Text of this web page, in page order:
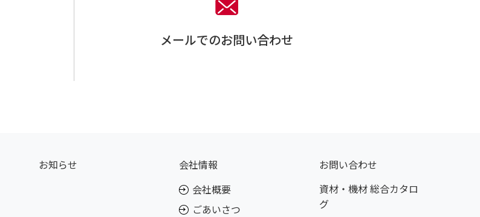
メールでのお問い合わせ
お知らせ
会社情報
会社概要
ごあいさつ
お問い合わせ
資材・機材 総合カタロ
グ